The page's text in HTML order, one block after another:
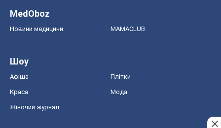
MedOboz
Новини медицини MAMACLUB
Шоу
Афіша Плітки
Краса Мода
Жіночий журнал